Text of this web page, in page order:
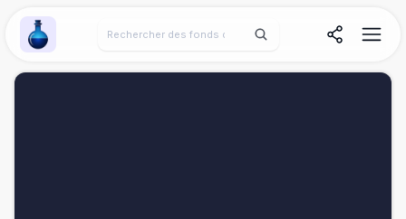
Wallpaper Alchemy